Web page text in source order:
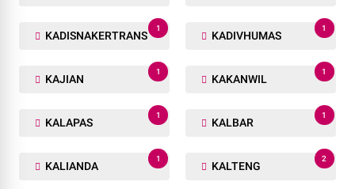
KADISNAKERTRANS
1
KADIVHUMAS
1
KAJIAN
1
KAKANWIL
1
KALAPAS
1
KALBAR
1
KALIANDA
1
KALTENG
2